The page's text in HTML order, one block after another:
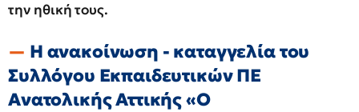
την ηθική τους.
Η ανακοίνωση - καταγγελία του
Συλλόγου Εκπαιδευτικών ΠΕ
Ανατολικής Αττικής «Ο